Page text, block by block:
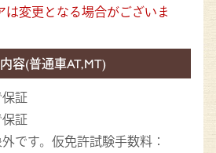
は変更となる場合がございま
容(普通車AT,MT)
証
証
です。仮免許試験手数料：